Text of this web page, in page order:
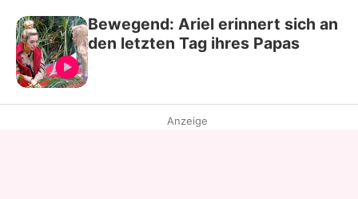
Bewegend: Ariel erinnert sich an
den letzten Tag ihres Papas
Anzeige